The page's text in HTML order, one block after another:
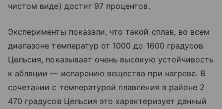
чистом виде) достиг 97 процентов.
Эксперименты показали, что такой сплав, во всем
диапазоне температур от 1000 до 1600 градусов
Цельсия, показывает очень высокую устойчивость
к абляции — испарению вещества при нагреве. В
сочетании с температурой плавления в районе 2
470 градусов Цельсия это характеризует данный